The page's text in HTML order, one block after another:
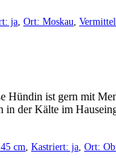
ja Ort: Moskau
ist gern mit
in der Kälte im
cm Kastriert: ja Ort: